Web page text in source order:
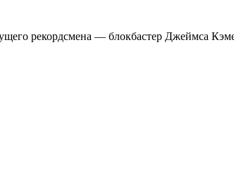
рекордсмена — блокбастер Джеймса